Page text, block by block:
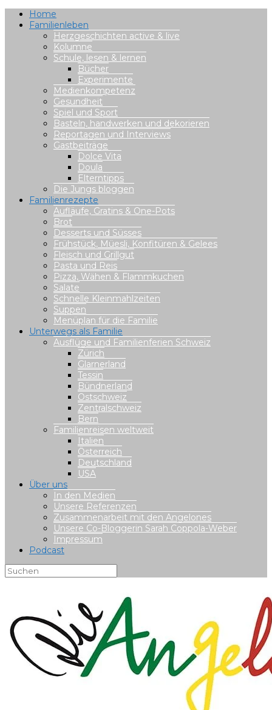
Home
Familienleben
Herzgeschichten active & live
Kolumne
Schule, lesen & lernen
Bücher
Experimente
Medienkompetenz
Gesundheit
Spiel und Sport
Basteln, handwerken und dekorieren
Reportagen und Interviews
Gastbeiträge
Dolce Vita
Doula
Elterntipps
Die Jungs bloggen
Familienrezepte
Aufläufe, Gratins & One-Pots
Brot
Desserts und Süsses
Frühstück, Müesli, Konfitüren & Gelees
Fleisch und Grillgut
Pasta und Reis
Pizza, Wähen & Flammkuchen
Salate
Schnelle Kleinmahlzeiten
Suppen
Menüplan für die Familie
Unterwegs als Familie
Ausflüge und Familienferien Schweiz
Zürich
Glarnerland
Tessin
Bündnerland
Ostschweiz
Zentralschweiz
Bern
Familienreisen weltweit
Italien
Österreich
Deutschland
USA
Über uns
In den Medien
Unsere Referenzen
Zusammenarbeit mit den Angelones
Unsere Co-Bloggerin Sarah Coppola-Weber
Impressum
Podcast